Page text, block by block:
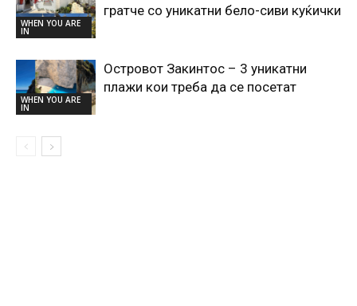
WHEN YOU ARE
IN
гратче со уникатни бело-сиви куќички
WHEN YOU ARE
IN
Островот Закинтос – 3 уникатни
плажи кои треба да се посетат